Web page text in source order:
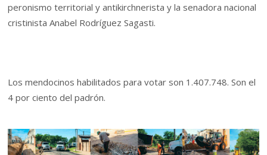
peronismo territorial y antikirchnerista y la senadora nacional
cristinista Anabel Rodríguez Sagasti.
Los mendocinos habilitados para votar son 1.407.748. Son el
4 por ciento del padrón.